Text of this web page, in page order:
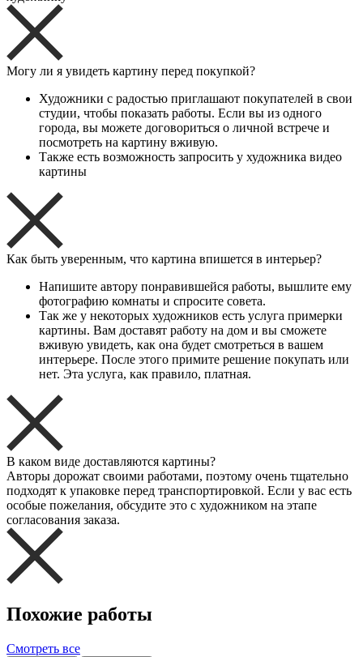
Могу ли я увидеть картину перед покупкой?
Художники с радостью приглашают покупателей в свои
студии, чтобы показать работы. Если вы из одного
города, вы можете договориться о личной встрече и
посмотреть на картину вживую.
Также есть возможность запросить у художника видео
картины
Как быть уверенным, что картина впишется в интерьер?
Напишите автору понравившейся работы, вышлите ему
фотографию комнаты и спросите совета.
Так же у некоторых художников есть услуга примерки
картины. Вам доставят работу на дом и вы сможете
вживую увидеть, как она будет смотреться в вашем
интерьере. После этого примите решение покупать или
нет. Эта услуга, как правило, платная.
В каком виде доставляются картины?
Авторы дорожат своими работами, поэтому очень тщательно
подходят к упаковке перед транспортировкой. Если у вас есть
особые пожелания, обсудите это с художником на этапе
согласования заказа.
Похожие работы
Смотреть все